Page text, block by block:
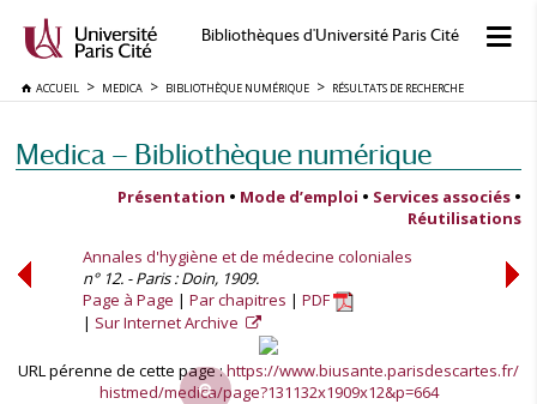
Bibliothèques d'Université Paris Cité
ACCUEIL MEDICA BIBLIOTHÈQUE NUMÉRIQUE RÉSULTATS DE RECHERCHE
Medica — Bibliothèque numérique
Présentation • Mode d’emploi • Services associés •
Réutilisations
Annales d'hygiène et de médecine coloniales
n° 12. - Paris : Doin, 1909.
Page à Page
Par chapitres
PDF
Sur Internet Archive
URL pérenne de cette page :https://www.biusante.parisdescartes.fr/
histmed/medica/page?131132x1909x12&p=664